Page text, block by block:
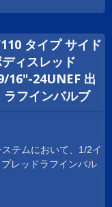
は、NSF、cUPC、
す。 世界中でビジネ
をサポートしていま
の要求に応じてカス
、G 1/2、および
タイプ サイド
ィスレッド
16"-24UNEF 出
フインバルブ
テムにおいて、1/2イ
レッドラフインバル